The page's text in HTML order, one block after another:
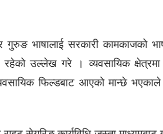
गुरुङ भाषालाई सरकारी कामकाजको
रहेको उल्लेख गरे । व्यवसायिक
फिल्डबाट आएको मान्छे